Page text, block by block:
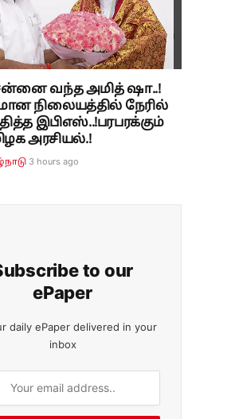
வந்த அமித் ஷா..!
நிலையத்தில் நேரில்
இபிஎஸ்..!பரபரக்கும்
அரசியல்.!
3 hours ago
to our
ePaper
daily ePaper delivered in your
inbox